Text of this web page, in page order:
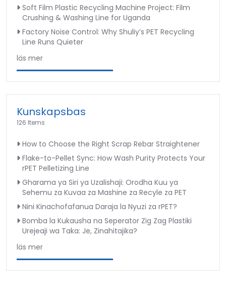
Soft Film Plastic Recycling Machine Project: Film
Crushing & Washing Line for Uganda
Factory Noise Control: Why Shuliy’s PET Recycling
Line Runs Quieter
läs mer
Kunskapsbas
126 Items
How to Choose the Right Scrap Rebar Straightener
Flake-to-Pellet Sync: How Wash Purity Protects Your
rPET Pelletizing Line
Gharama ya Siri ya Uzalishaji: Orodha Kuu ya
Sehemu za Kuvaa za Mashine za Recyle za PET
Nini Kinachofafanua Daraja la Nyuzi za rPET?
Bomba la Kukausha na Seperator Zig Zag Plastiki
Urejeaji wa Taka: Je, Zinahitajika?
läs mer